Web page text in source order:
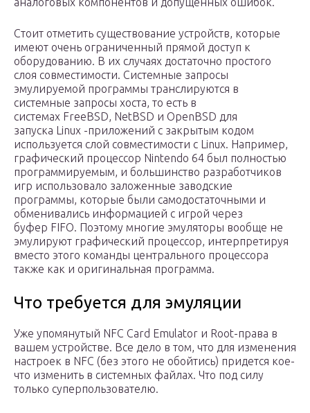
Стоит отметить существование устройств, которые
имеют очень ограниченный прямой доступ к
оборудованию. В их случаях достаточно простого
слоя совместимости. Системные запросы
эмулируемой программы транслируются в
системные запросы хоста, то есть в
системах FreeBSD, NetBSD и OpenBSD для
запуска Linux -приложений с закрытым кодом
используется слой совместимости с Linux. Например,
графический процессор Nintendo 64 был полностью
программируемым, и большинство разработчиков
игр использовало заложенные заводские
программы, которые были самодостаточными и
обменивались информацией с игрой через
буфер FIFO. Поэтому многие эмуляторы вообще не
эмулируют графический процессор, интерпретируя
вместо этого команды центрального процессора
также как и оригинальная программа.
Что требуется для эмуляции
Уже упомянутый NFC Card Emulator и Root-права в
вашем устройстве. Все дело в том, что для изменения
настроек в NFC (без этого не обойтись) придется кое-
что изменить в системных файлах. Что под силу
только суперпользователю.